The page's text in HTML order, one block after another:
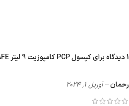
1 دیدگاه برای کپسول PCP کامپوزیت 9 لیتر AL SAFE گیج دار
رحمان–آوریل 1, 2024